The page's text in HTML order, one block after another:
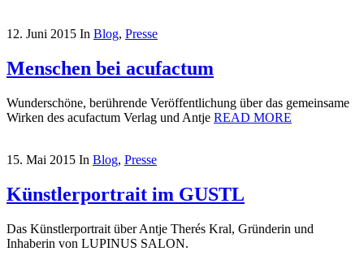
12. Juni 2015 In Blog, Presse
Menschen bei acufactum
Wunderschöne, berührende Veröffentlichung über das gemeinsame
Wirken des acufactum Verlag und Antje READ MORE
15. Mai 2015 In Blog, Presse
Künstlerportrait im GUSTL
Das Künstlerportrait über Antje Therés Kral, Gründerin und
Inhaberin von LUPINUS SALON.